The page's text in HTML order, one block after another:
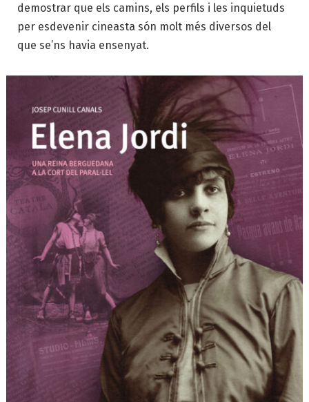
demostrar que els camins, els perfils i les inquietuds
per esdevenir cineasta són molt més diversos del
que se’ns havia ensenyat.